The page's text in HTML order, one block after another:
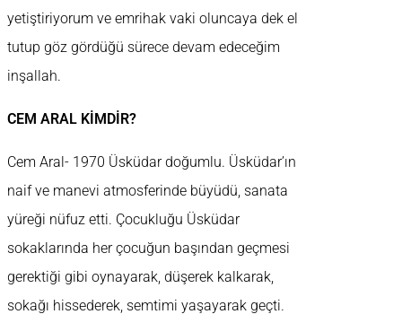
yetiştiriyorum ve emrihak vaki oluncaya dek el
tutup göz gördüğü sürece devam edeceğim
inşallah.
CEM ARAL KİMDİR?
Cem Aral- 1970 Üsküdar doğumlu. Üsküdar’ın
naif ve manevi atmosferinde büyüdü, sanata
yüreği nüfuz etti. Çocukluğu Üsküdar
sokaklarında her çocuğun başından geçmesi
gerektiği gibi oynayarak, düşerek kalkarak,
sokağı hissederek, semtimi yaşayarak geçti.